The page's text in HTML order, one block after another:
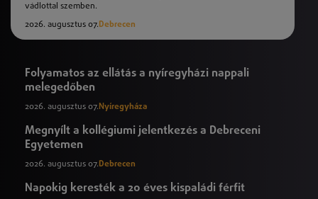
vádlottal szemben.
2026. augusztus 07.Debrecen
Folyamatos az ellátás a nyíregyházi nappali
melegedőben
2026. augusztus 07. Nyíregyháza
Megnyílt a kollégiumi jelentkezés a Debreceni
Egyetemen
2026. augusztus 07.Debrecen
Napokig keresték a 20 éves kispaládi férfit